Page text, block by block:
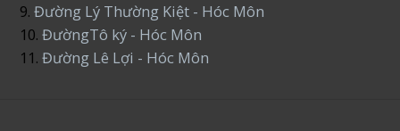
9.Đường Lý Thường Kiệt - Hóc Môn
10.ĐườngTô ký - Hóc Môn
11.Đường Lê Lợi - Hóc Môn